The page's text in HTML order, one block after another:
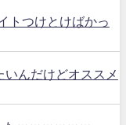
トつけとけばかっ
んだけどオススメ